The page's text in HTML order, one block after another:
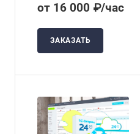
от 16 000 ₽/час
ЗАКАЗАТЬ